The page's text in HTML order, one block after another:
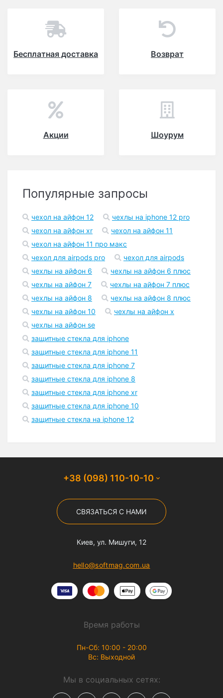
Бесплатная доставка Возврат
Акции Шоурум
Популярные запросы
чехол на айфон 12
чехлы на iphone 12 pro
чехол на айфон xr
чехол на айфон 11
чехол на айфон 11 про макс
чехол для airpods pro
чехол для airpods
чехлы на айфон 6
чехлы на айфон 6 плюс
чехлы на айфон 7
чехлы на айфон 7 плюс
чехлы на айфон 8
чехлы на айфон 8 плюс
чехлы на айфон 10
чехлы на айфон x
чехлы на айфон se
защитные стекла для iphone
защитные стекла для iphone 11
защитные стекла для iphone 7
защитные стекла для iphone 8
защитные стекла для iphone xr
защитные стекла для iphone 10
защитные стекла на iphone 12
+38 (098) 110-10-10
СВЯЗАТЬСЯ С НАМИ
Киев, ул. Мишуги, 12
hello@softmag.com.ua
Время работы
Пн-Сб: 10:00 - 20:00
Вс: Выходной
Мы в социальных сетях: